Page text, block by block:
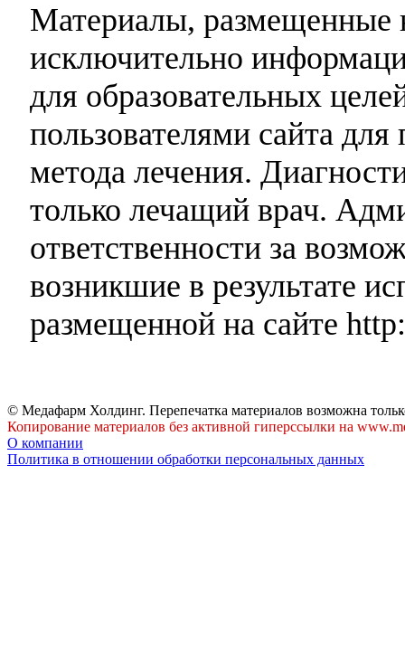
Материалы, размещенные
исключительно
для образовательных
пользователями сайта
метода лечения.
только лечащий врач.
ответственности за
возникшие в результате
размещенной на сайте
© Медафарм Холдинг. Перепечатка материалов возможна
Копирование материалов без активной гиперссылки на
О компании
Политика в отношении обработки персональных данных